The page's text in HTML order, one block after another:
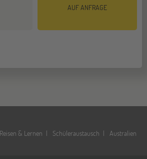
AUF ANFRAGE
Reisen & Lernen Schüleraustausch
Australien